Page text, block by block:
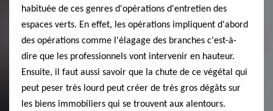
habituée de ces genres d'opérations d'entretien des
espaces verts. En effet, les opérations impliquent d'abord
des opérations comme l'élagage des branches c'est-à-
dire que les professionnels vont intervenir en hauteur.
Ensuite, il faut aussi savoir que la chute de ce végétal qui
peut peser très lourd peut créer de très gros dégâts sur
les biens immobiliers qui se trouvent aux alentours.